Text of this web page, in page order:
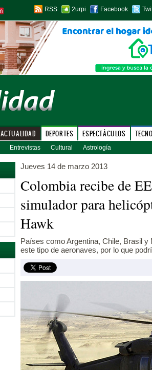
RSS 2urpi Facebook
ACTUALIDAD DEPORTES ESPECTÁCULOS
Entrevistas Cultural Astrología
Jueves 14 de marzo 2013
Colombia recibe de
simulador para
Hawk
Países como Argentina, Chile, Brasil
este tipo de aeronaves, por lo que